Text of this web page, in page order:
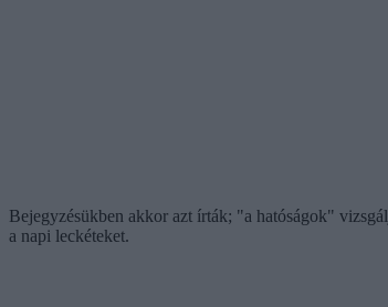
Bejegyzésükben akkor azt írták; "a hatóságok"
a napi leckéteket.